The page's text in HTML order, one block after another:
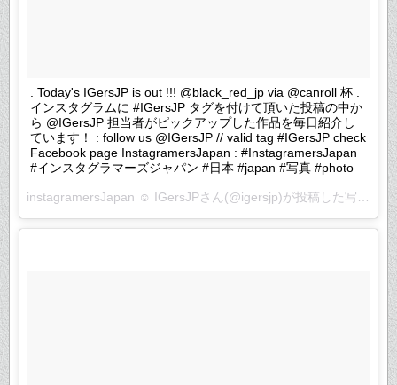
. Today's IGersJP is out !!! @black_red_jp via @canroll 杯 .
インスタグラムに #IGersJP タグを付けて頂いた投稿の中か
ら @IGersJP 担当者がピックアップした作品を毎日紹介し
ています！ : follow us @IGersJP // valid tag #IGersJP check
Facebook page InstagramersJapan : #InstagramersJapan
#インスタグラマーズジャパン #日本 #japan #写真 #photo